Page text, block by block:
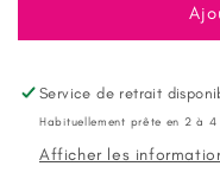
Panier
Biscuiterie
La
Poulard
Panier
Service de retrait
Habituellement prête en 2 à 4
Afficher les